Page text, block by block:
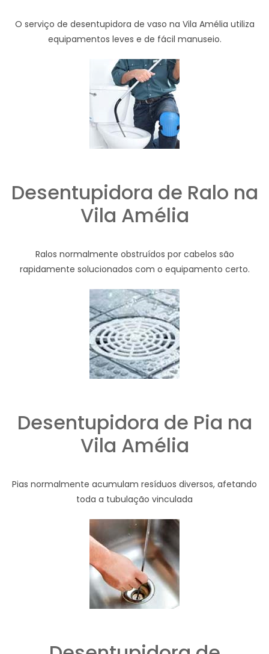
O serviço de desentupidora de vaso na Vila Amélia utiliza
equipamentos leves e de fácil manuseio.
Desentupidora de Ralo na
Vila Amélia
Ralos normalmente obstruídos por cabelos são
rapidamente solucionados com o equipamento certo.
Desentupidora de Pia na
Vila Amélia
Pias normalmente acumulam resíduos diversos, afetando
toda a tubulação vinculada